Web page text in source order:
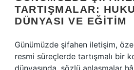
TARTIŞMALAR:
DÜNYASI VE EĞITIM
Günümüzde şifahen iletişim,
resmi süreçlerde tartışmalı bir
dünyasında, sözlü anlaşmalar